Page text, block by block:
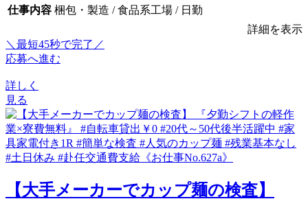
仕事内容 梱包・製造 / 食品系工場 / 日勤
詳細を表示
＼最短45秒で完了／
応募へ進む
詳しく
見る
【大手メーカーでカップ麺の検査】